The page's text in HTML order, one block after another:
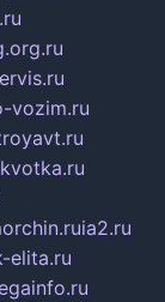
vozim.ru
kvotka.ru
ia2.ru
elita.ru